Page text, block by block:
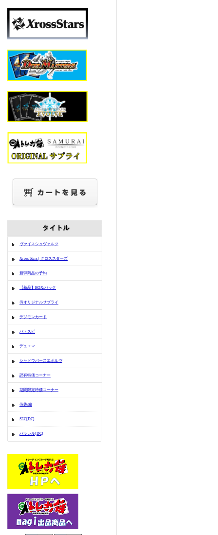
ヴァイスシュヴァルツ
Xross Stars | クロススターズ
新弾商品の予約
【新品】BOX/パック
侍オリジナルサプライ
デジモンカード
バトスピ
デュエマ
シャドウバースエボルヴ
訳有特価コーナー
期間限定特価コーナー
侍袋/箱
SEC[DC]
パラレル[DC]